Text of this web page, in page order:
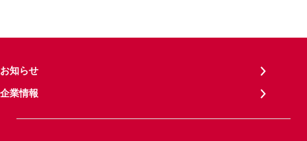
お知らせ
企業情報